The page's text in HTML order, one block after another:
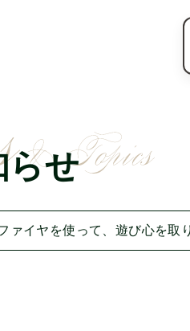
らせ
ァイヤを使って、遊び心を取